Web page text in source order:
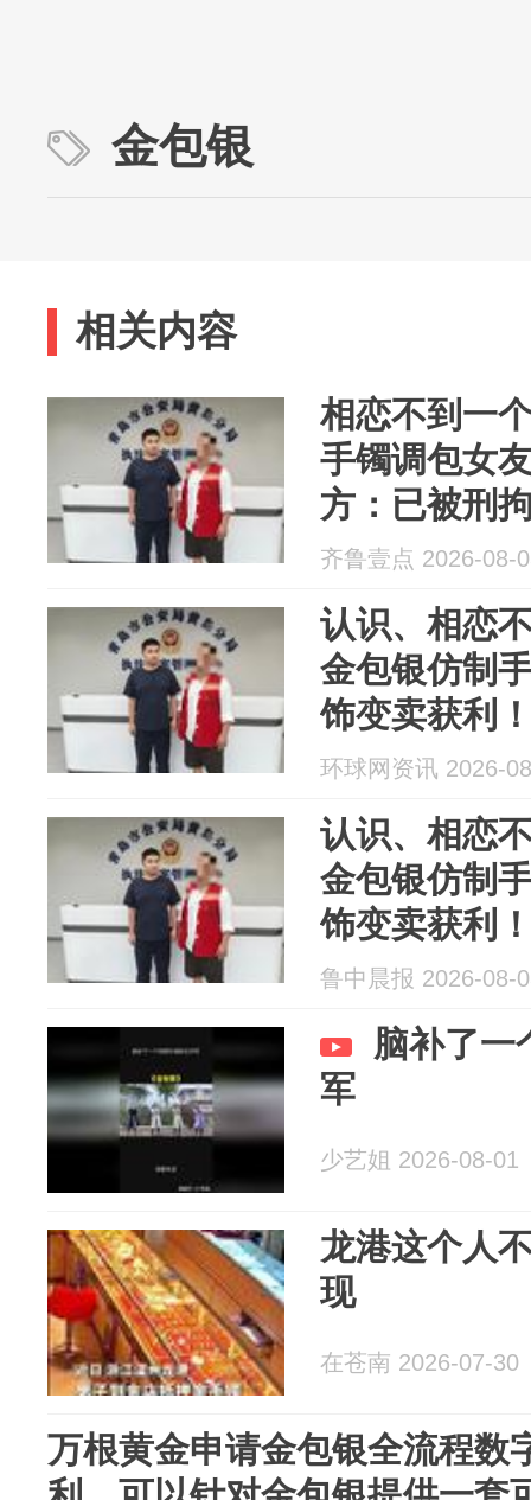
金包银
相关内容
相恋不到一
手镯调包女
方：已被刑
齐鲁壹点 2026-08-
认识、相恋
金包银仿制
饰变卖获利
已被刑拘
环球网资讯 2026-
认识、相恋
金包银仿制
饰变卖获利
已被刑拘
鲁中晨报 2026-08-
脑补了一
军
少艺姐 2026-08-01
龙港这个人
现
在苍南 2026-07-30
万根黄金申请金包银全流程数